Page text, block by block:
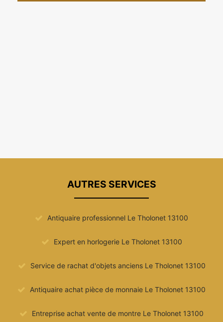
AUTRES SERVICES
Antiquaire professionnel Le Tholonet 13100
Expert en horlogerie Le Tholonet 13100
Service de rachat d'objets anciens Le Tholonet 13100
Antiquaire achat pièce de monnaie Le Tholonet 13100
Entreprise achat vente de montre Le Tholonet 13100